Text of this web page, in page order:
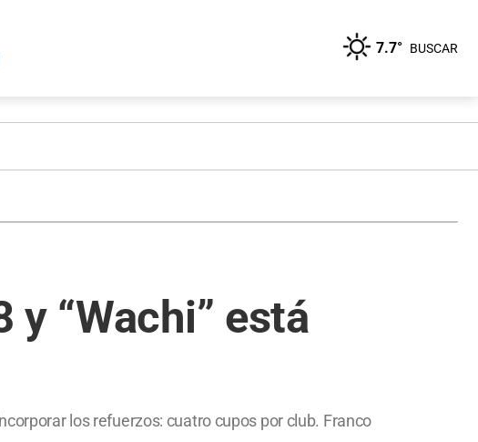
7.7° BUSCAR
“Wachi” está
los refuerzos: cuatro cupos por club. Franco